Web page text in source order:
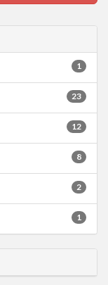
1
23
12
8
2
1